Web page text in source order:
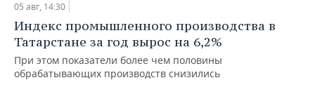
05 авг, 14:30
Индекс промышленного производства в
Татарстане за год вырос на 6,2%
При этом показатели более чем половины
обрабатывающих производств снизились